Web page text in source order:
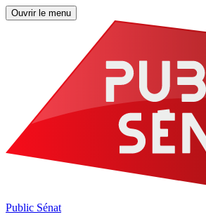
Ouvrir le menu
Public Sénat